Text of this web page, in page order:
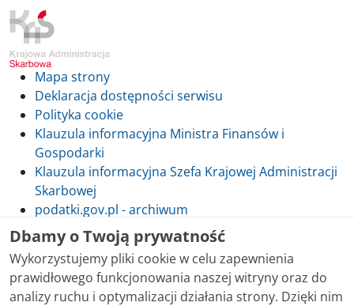
Mapa strony
Deklaracja dostępności serwisu
Polityka cookie
Klauzula informacyjna Ministra Finansów i
Gospodarki
Klauzula informacyjna Szefa Krajowej Administracji
Skarbowej
podatki.gov.pl - archiwum
Skontaktuj się z nami
Dbamy o Twoją prywatność
Wykorzystujemy pliki cookie w celu zapewnienia
prawidłowego funkcjonowania naszej witryny oraz do
analizy ruchu i optymalizacji działania strony. Dzięki nim